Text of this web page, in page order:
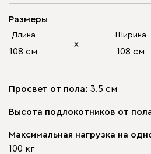
Размеры
Длина
108 см
х
Ширина
108 см
Просвет от пола: 3.5 см
Высота подлокотников от
Максимальная нагрузка на
100 кг